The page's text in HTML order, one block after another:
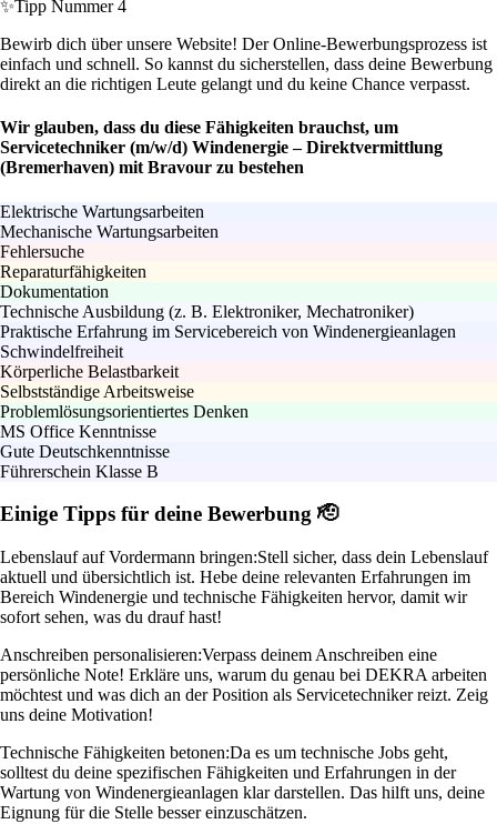
✨Tipp Nummer 4
Bewirb dich über unsere Website! Der Online-Bewerbungsprozess ist
einfach und schnell. So kannst du sicherstellen, dass deine Bewerbung
direkt an die richtigen Leute gelangt und du keine Chance verpasst.
Wir glauben, dass du diese Fähigkeiten brauchst, um
Servicetechniker (m/w/d) Windenergie – Direktvermittlung
(Bremerhaven) mit Bravour zu bestehen
Elektrische Wartungsarbeiten
Mechanische Wartungsarbeiten
Fehlersuche
Reparaturfähigkeiten
Dokumentation
Technische Ausbildung (z. B. Elektroniker, Mechatroniker)
Praktische Erfahrung im Servicebereich von Windenergieanlagen
Schwindelfreiheit
Körperliche Belastbarkeit
Selbstständige Arbeitsweise
Problemlösungsorientiertes Denken
MS Office Kenntnisse
Gute Deutschkenntnisse
Führerschein Klasse B
Einige Tipps für deine Bewerbung 🫡
Lebenslauf auf Vordermann bringen:Stell sicher, dass dein Lebenslauf
aktuell und übersichtlich ist. Hebe deine relevanten Erfahrungen im
Bereich Windenergie und technische Fähigkeiten hervor, damit wir
sofort sehen, was du drauf hast!
Anschreiben personalisieren:Verpass deinem Anschreiben eine
persönliche Note! Erkläre uns, warum du genau bei DEKRA arbeiten
möchtest und was dich an der Position als Servicetechniker reizt. Zeig
uns deine Motivation!
Technische Fähigkeiten betonen:Da es um technische Jobs geht,
solltest du deine spezifischen Fähigkeiten und Erfahrungen in der
Wartung von Windenergieanlagen klar darstellen. Das hilft uns, deine
Eignung für die Stelle besser einzuschätzen.